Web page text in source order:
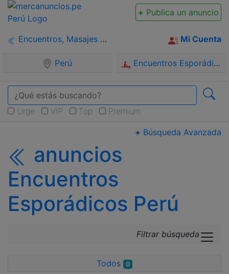
+ Publica un anuncio
Encuentros, Masajes y Personales Mi Cuenta
Perú Encuentros Esporádicos
Buscar
Urge VIP Top Premium
+ Búsqueda Avanzada
anuncios
Encuentros
Esporádicos Perú
Filtrar búsqueda
Todos 0